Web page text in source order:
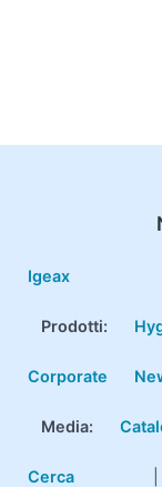
Igeax
Prodotti:
Corporate
Media:
Cerca